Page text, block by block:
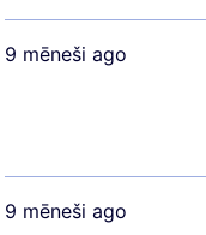
9 mēneši ago
9 mēneši ago